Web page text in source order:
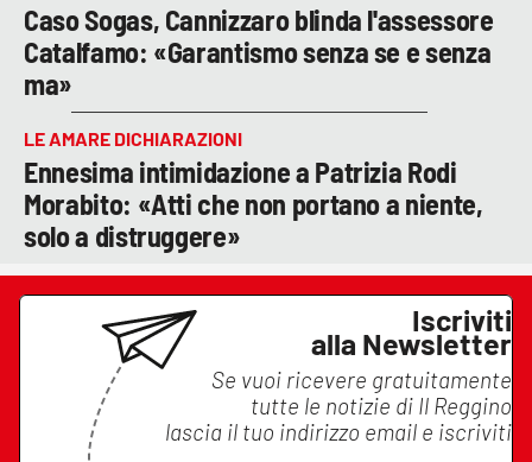
Caso Sogas, Cannizzaro blinda l'assessore
Catalfamo: «Garantismo senza se e senza
ma»
LE AMARE DICHIARAZIONI
Ennesima intimidazione a Patrizia Rodi
Morabito: «Atti che non portano a niente,
solo a distruggere»
Iscriviti
alla Newsletter
Se vuoi ricevere gratuitamente
tutte le notizie di Il Reggino
lascia il tuo indirizzo email e iscriviti